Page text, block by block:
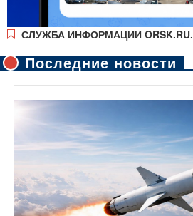
СЛУЖБА ИНФОРМАЦИИ ORSK.RU.
Последние новости